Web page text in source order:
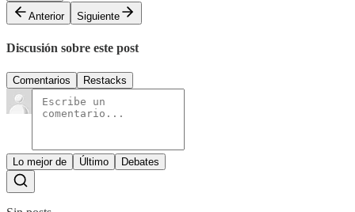
Anterior
Siguiente
Discusión sobre este post
Comentarios Restacks
Lo mejor de Último Debates